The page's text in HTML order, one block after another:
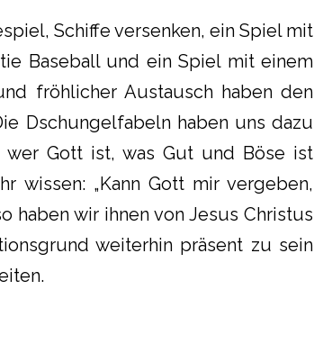
Schiffe versenken, ein Spiel mit
Baseball und ein Spiel mit einem
fröhlicher Austausch haben den
Dschungelfabeln haben uns dazu
wer Gott ist, was Gut und Böse ist
wissen: „Kann Gott mir vergeben,
haben wir ihnen von Jesus Christus
weiterhin präsent zu sein